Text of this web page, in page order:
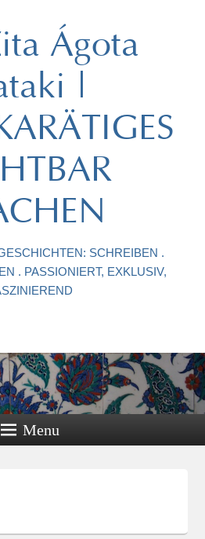
Ágota
|
SCHREIBEN .
. PASSIONIERT, EXKLUSIV,
Menu